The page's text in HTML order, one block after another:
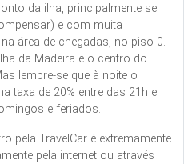
da ilha, principalmente se
e com muita
área de chegadas, no piso 0.
da Madeira e o centro do
lembre-se que à noite o
taxa de 20% entre das 21h e
e feriados.
pela TravelCar é extremamente
pela internet ou através